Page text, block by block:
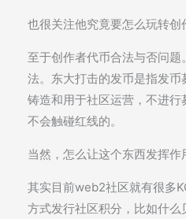
也很关注他究竟要怎么玩转创
至于创作者代币合法与否问
法。东大打击的发币是指发
铸造和用于社区运营，不进
不会触碰红线的。
当然，怎么让这个东西发挥作
其实目前web2社区就有很多
方式发行社区积分，比如什